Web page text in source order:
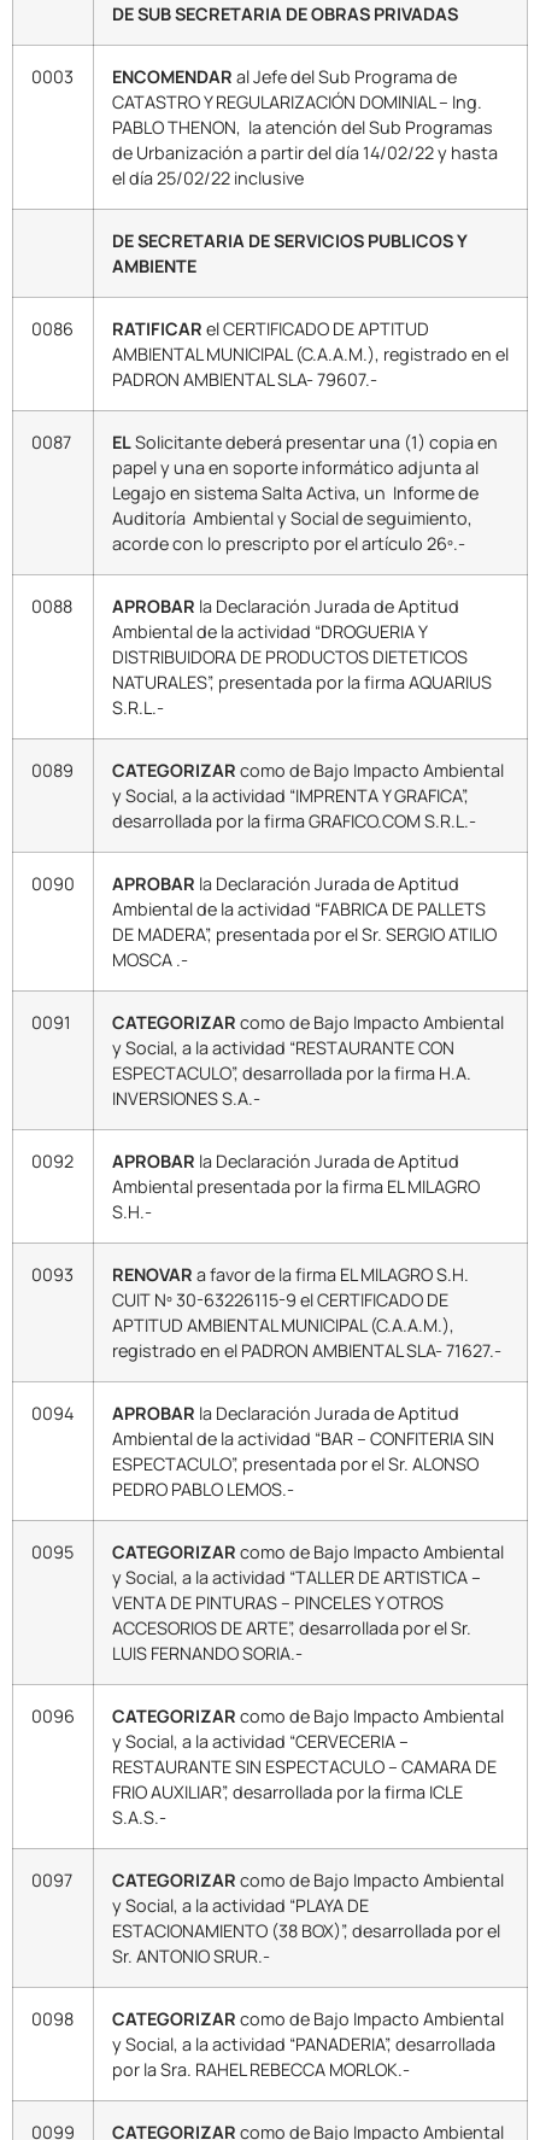
DE SUB SECRETARIA DE OBRAS PRIVADAS
0003 ENCOMENDAR al Jefe del Sub Programa de
CATASTRO Y REGULARIZACIÓN DOMINIAL – Ing.
PABLO THENON, la atención del Sub Programas
de Urbanización a partir del día 14/02/22 y hasta
el día 25/02/22 inclusive
DE SECRETARIA DE SERVICIOS PUBLICOS Y
AMBIENTE
0086 RATIFICAR el CERTIFICADO DE APTITUD
AMBIENTAL MUNICIPAL (C.A.A.M.), registrado en el
PADRON AMBIENTAL SLA- 79607.-
0087 ELSolicitante deberá presentar una (1) copia en
papel y una en soporte informático adjunta al
Legajo en sistema Salta Activa, un Informe de
Auditoría Ambiental y Social de seguimiento,
acorde con lo prescripto por el artículo 26º.-
0088 APROBAR la Declaración Jurada de Aptitud
Ambiental de la actividad “DROGUERIA Y
DISTRIBUIDORA DE PRODUCTOS DIETETICOS
NATURALES”, presentada por la firma AQUARIUS
S.R.L.-
0089 CATEGORIZAR como de Bajo Impacto Ambiental
y Social, a la actividad “IMPRENTA Y GRAFICA”,
desarrollada por la firma GRAFICO.COM S.R.L.-
0090 APROBAR la Declaración Jurada de Aptitud
Ambiental de la actividad “FABRICA DE PALLETS
DE MADERA”, presentada por el Sr. SERGIO ATILIO
MOSCA .-
0091 CATEGORIZAR como de Bajo Impacto Ambiental
y Social, a la actividad “RESTAURANTE CON
ESPECTACULO”, desarrollada por la firma H.A.
INVERSIONES S.A.-
0092 APROBAR la Declaración Jurada de Aptitud
Ambiental presentada por la firma EL MILAGRO
S.H.-
0093 RENOVAR a favor de la firma EL MILAGRO S.H.
CUIT Nº 30-63226115-9 el CERTIFICADO DE
APTITUD AMBIENTAL MUNICIPAL (C.A.A.M.),
registrado en el PADRON AMBIENTAL SLA- 71627.-
0094 APROBAR la Declaración Jurada de Aptitud
Ambiental de la actividad “BAR – CONFITERIA SIN
ESPECTACULO”, presentada por el Sr. ALONSO
PEDRO PABLO LEMOS.-
0095 CATEGORIZAR como de Bajo Impacto Ambiental
y Social, a la actividad “TALLER DE ARTISTICA –
VENTA DE PINTURAS – PINCELES Y OTROS
ACCESORIOS DE ARTE”, desarrollada por el Sr.
LUIS FERNANDO SORIA.-
0096 CATEGORIZAR como de Bajo Impacto Ambiental
y Social, a la actividad “CERVECERIA –
RESTAURANTE SIN ESPECTACULO – CAMARA DE
FRIO AUXILIAR”, desarrollada por la firma ICLE
S.A.S.-
0097 CATEGORIZAR como de Bajo Impacto Ambiental
y Social, a la actividad “PLAYA DE
ESTACIONAMIENTO (38 BOX)”, desarrollada por el
Sr. ANTONIO SRUR.-
0098 CATEGORIZAR como de Bajo Impacto Ambiental
y Social, a la actividad “PANADERIA”, desarrollada
por la Sra. RAHEL REBECCA MORLOK.-
0099 CATEGORIZAR como de Bajo Impacto Ambiental